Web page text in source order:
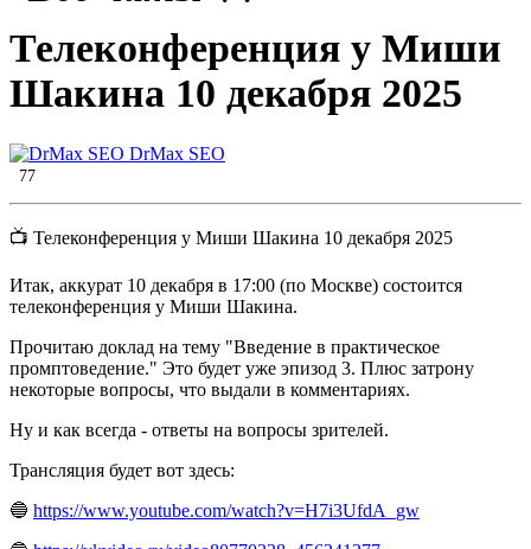
Телеконференция у Миши
Шакина 10 декабря 2025
DrMax SEO
77
📺 Телеконференция у Миши Шакина 10 декабря 2025
Итак, аккурат 10 декабря в 17:00 (по Москве) состоится
телеконференция у Миши Шакина.
Прочитаю доклад на тему "Введение в практическое
промптоведение." Это будет уже эпизод 3. Плюс затрону
некоторые вопросы, что выдали в комментариях.
Ну и как всегда - ответы на вопросы зрителей.
Трансляция будет вот здесь:
🔵 https://www.youtube.com/watch?v=H7i3UfdA_gw